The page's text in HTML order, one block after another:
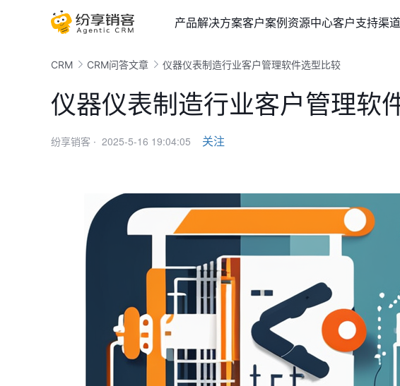
产品解决方案客户案例资源中心客户支持渠
CRM CRM问答文章 仪器仪表制造行业客户管理软件选型比较
仪器仪表制造行业客户管理软
纷享销客 · 2025-5-16 19:04:05 关注